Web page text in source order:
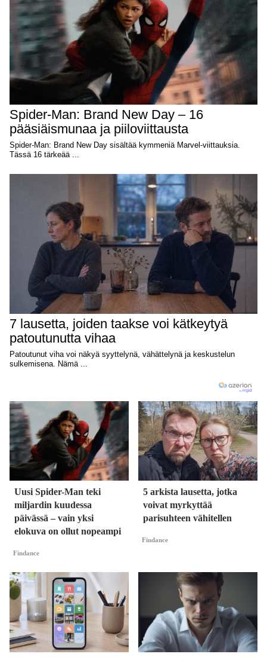
Uusi Spider-Man teki
miljardin kuudessa
päivässä – vain yksi
elokuva on ollut nopeampi
Findance
5 arkista lausetta, jotka
voivat myrkyttää
parisuhteen vähitellen
Findance